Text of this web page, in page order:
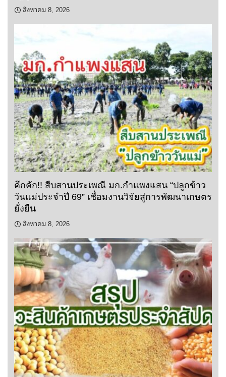
สิงหาคม 8, 2026
คึกคัก!! สืบสานประเพณี มก.กำแพงแสน “ปลูกข้าว
วันแม่ประจำปี 69” เชื่อมงานวิจัยสู่การพัฒนาเกษตร
ยั่งยืน
สิงหาคม 8, 2026